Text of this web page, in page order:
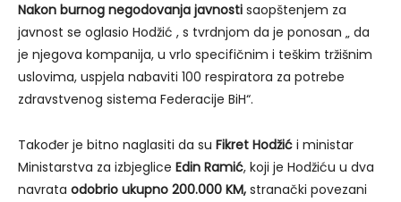
Nakon burnog negodovanja javnosti saopštenjem za
javnost se oglasio Hodžić , s tvrdnjom da je ponosan „ da
je njegova kompanija, u vrlo specifičnim i teškim tržišnim
uslovima, uspjela nabaviti 100 respiratora za potrebe
zdravstvenog sistema Federacije BiH“.
Također je bitno naglasiti da su Fikret Hodžić i ministar
Ministarstva za izbjeglice Edin Ramić, koji je Hodžiću u dva
navrata odobrio ukupno 200.000 KM, stranački povezani